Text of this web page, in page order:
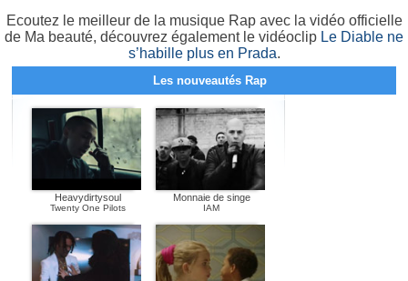
Ecoutez le meilleur de la musique Rap avec la vidéo officielle
de Ma beauté, découvrez également le vidéoclip Le Diable ne
s’habille plus en Prada.
Les nouveautés Rap
Heavydirtysoul
Twenty One Pilots
Monnaie de singe
IAM